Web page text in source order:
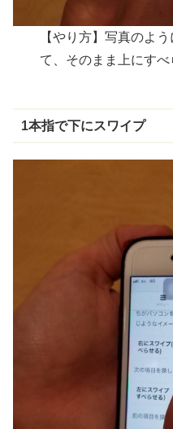
【やり方】写真のよ
て、そのまま上にすべ
1本指で下にスワイプ